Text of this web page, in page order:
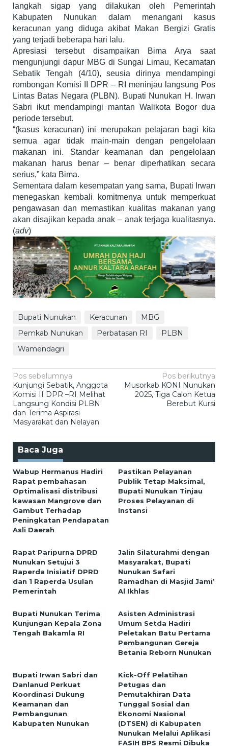
langkah sigap yang dilakukan oleh Pemerintah
Kabupaten Nunukan dalam menangani kasus
keracunan yang diduga akibat Makan Bergizi Gratis
yang terjadi beberapa hari lalu.
Apresiasi tersebut disampaikan Bima Arya saat
mengunjungi dapur MBG di Sungai Limau, Kecamatan
Sebatik Tengah (4/10), seusia dirinya mendampingi
rombongan Komisi II DPR – RI meninjau langsung Pos
Lintas Batas Negara (PLBN). Bupati Nunukan H. Irwan
Sabri ikut mendampingi mantan Walikota Bogor dua
periode tersebut.
“(kasus keracunan) ini merupakan pelajaran bagi kita
semua agar tidak main-main dengan pengelolaan
makanan ini. Standar keamanan dan pengelolaan
makanan harus benar – benar diperhatikan secara
serius,” kata Bima.
Sementara dalam kesempatan yang sama, Bupati Irwan
menegaskan kembali komitmenya untuk memperkuat
pengawasan dan memastikan kualitas makanan yang
akan disajikan kepada anak – anak terjaga kualitasnya.
(adv)
Bupati Nunukan Keracunan
MBG
Pemkab Nunukan
Perbatasan RI
PLBN
Wamendagri
Navigasi
pos
Pos sebelumnya
Kunjungi Sebatik, Anggota
Komisi II DPR –RI Melihat
Langsung Kondisi PLBN
dan Terima Aspirasi
Masyarakat dan Nelayan
Pos berikutnya
Musorkab KONI Nunukan
2025, Tiga Calon Ketua
Berebut Kursi
Baca Juga
Wabup Hermanus Hadiri
Rapat pembahasan
Optimalisasi distribusi
kawasan Mangrove dan
Gambut Terhadap
Peningkatan Pendapatan
Asli Daerah
Pastikan Pelayanan
Publik Tetap Maksimal,
Bupati Nunukan Tinjau
Proses Pelayanan di
Instansi
Rapat Paripurna DPRD
Nunukan Setujui 3
Raperda Inisiatif DPRD
dan 1 Raperda Usulan
Pemerintah
Jalin Silaturahmi dengan
Masyarakat, Bupati
Nunukan Safari
Ramadhan di Masjid Jami’
Al Ikhlas
Bupati Nunukan Terima
Kunjungan Kepala Zona
Tengah Bakamla RI
Asisten Administrasi
Umum Setda Hadiri
Peletakan Batu Pertama
Pembangunan Gereja
Betania Reborn Nunukan
Bupati Irwan Sabri dan
Danlanud Perkuat
Koordinasi Dukung
Keamanan dan
Pembangunan
Kabupaten Nunukan
Kick-Off Pelatihan
Petugas dan
Pemutakhiran Data
Tunggal Sosial dan
Ekonomi Nasional
(DTSEN) di Kabupaten
Nunukan Melalui Aplikasi
FASIH BPS Resmi Dibuka